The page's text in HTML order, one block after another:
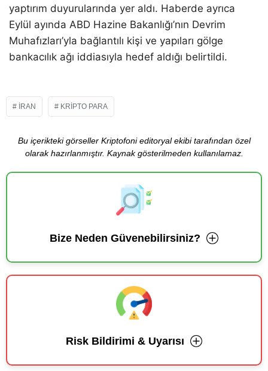
yaptırım duyurularında yer aldı. Haberde ayrıca
Eylül ayında ABD Hazine Bakanlığı’nın Devrim
Muhafızları’yla bağlantılı kişi ve yapıları gölge
bankacılık ağı iddiasıyla hedef aldığı belirtildi.
İRAN KRIPTO PARA
Bu içerikteki görseller Kriptofoni editoryal ekibi tarafından özel
olarak hazırlanmıştır. Kaynak gösterilmeden kullanılamaz.
Bize Neden Güvenebilirsiniz?
Risk Bildirimi & Uyarısı